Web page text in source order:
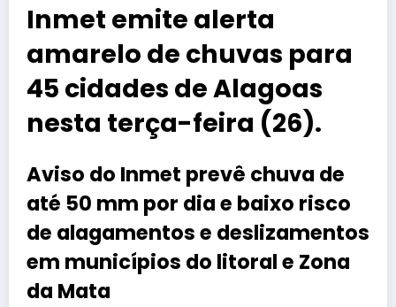
Inmet emite alerta
amarelo de chuvas para
45 cidades de Alagoas
nesta terça-feira (26).
Aviso do Inmet prevê chuva de
até 50 mm por dia e baixo risco
de alagamentos e deslizamentos
em municípios do litoral e Zona
da Mata